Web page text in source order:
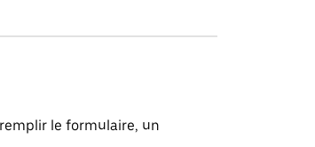
le formulaire, un